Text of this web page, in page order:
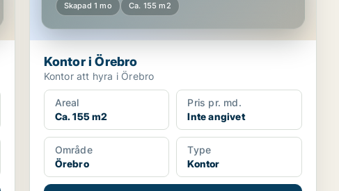
Skapad 1 mo Ca. 155 m2
Kontor i Örebro
Kontor att hyra i Örebro
Areal
Ca. 155 m2
Pris pr. md.
Inte angivet
Område
Örebro
Type
Kontor